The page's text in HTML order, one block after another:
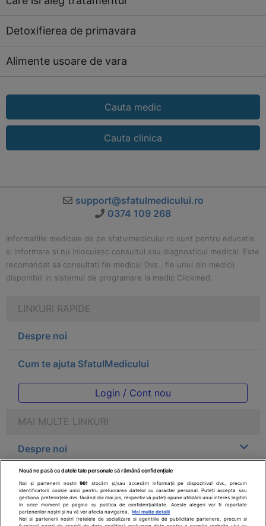
Detoxifierea de primavara
Alimente usoare de vara
Cauta medic
Cauta clinica
support@sfatulmedicului.ro
0374 109 268
Informatiile medicale de pe sfatulmedicului.ro sunt pentru educatie
si informare si nu inlocuiesc consultul sau diagnosticul medical. Este
recomandat sa consultati fie medicul Dvs., fie unul din medicii
disponibili in sistemul de programare la medic Clickmed.
LINKURI RAPIDE
Despre noi
Cum te ajuta SfatulMedicului
Login / Cont nou
MAI MULTE LINKURI
Despre noi
Legal
Drepturile consumatorului
Nouă ne pasă ca datele tale personale să rămână confidențiale
Noi și partenerii noștri961
stocăm și/sau accesăm informații pe dispozitivul dvs., precum
identificatorii cookie unici pentru prelucrarea datelor cu caracter personal. Puteți accepta sau
gestiona preferințele dvs. făcând clic mai jos, respectiv vă puteți opune utilizării unui interes legitim
în orice moment pe pagina cu politica de confidențialitate. Aceste alegeri vor fi raportate
partenerilor noștri și nu vă vor afecta navigarea.
Mai multe detalii
Noi si partenerii nostri (retelele de socializare si agentiile de publicitate partenere, precum si